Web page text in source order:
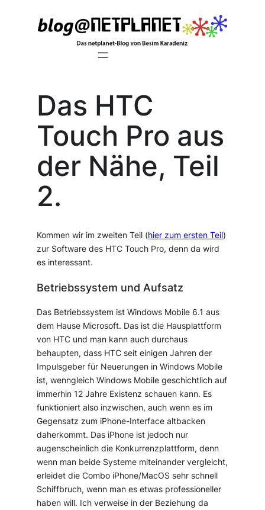
Das HTC
Touch Pro aus
der Nähe, Teil
2.
Kommen wir im zweiten Teil (hier zum ersten Teil)
zur Software des HTC Touch Pro, denn da wird
es interessant.
Betriebssystem und Aufsatz
Das Betriebssystem ist Windows Mobile 6.1 aus
dem Hause Microsoft. Das ist die Hausplattform
von HTC und man kann auch durchaus
behaupten, dass HTC seit einigen Jahrender
Impulsgeber für Neuerungen in Windows Mobile
ist, wenngleich Windows Mobile geschichtlich auf
immerhin 12 Jahre Existenz schauen kann. Es
funktioniert also inzwischen, auch wenn es im
Gegensatz zum iPhone-Interface altbacken
daherkommt. Das iPhone ist jedoch nur
augenscheinlich die Konkurrenzplattform, denn
wenn man beide Systeme miteinander vergleicht,
erleidet die Combo iPhone/MacOS sehr schnell
Schiffbruch, wenn man es etwas professioneller
haben will. Ich verweise in der Beziehung da